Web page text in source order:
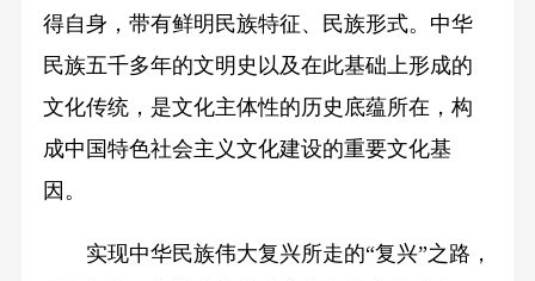
得自身，带有鲜明民族特征、民族形式。中华
民族五千多年的文明史以及在此基础上形成的
文化传统，是文化主体性的历史底蕴所在，构
成中国特色社会主义文化建设的重要文化基
因。
实现中华民族伟大复兴所走的“复兴”之路，